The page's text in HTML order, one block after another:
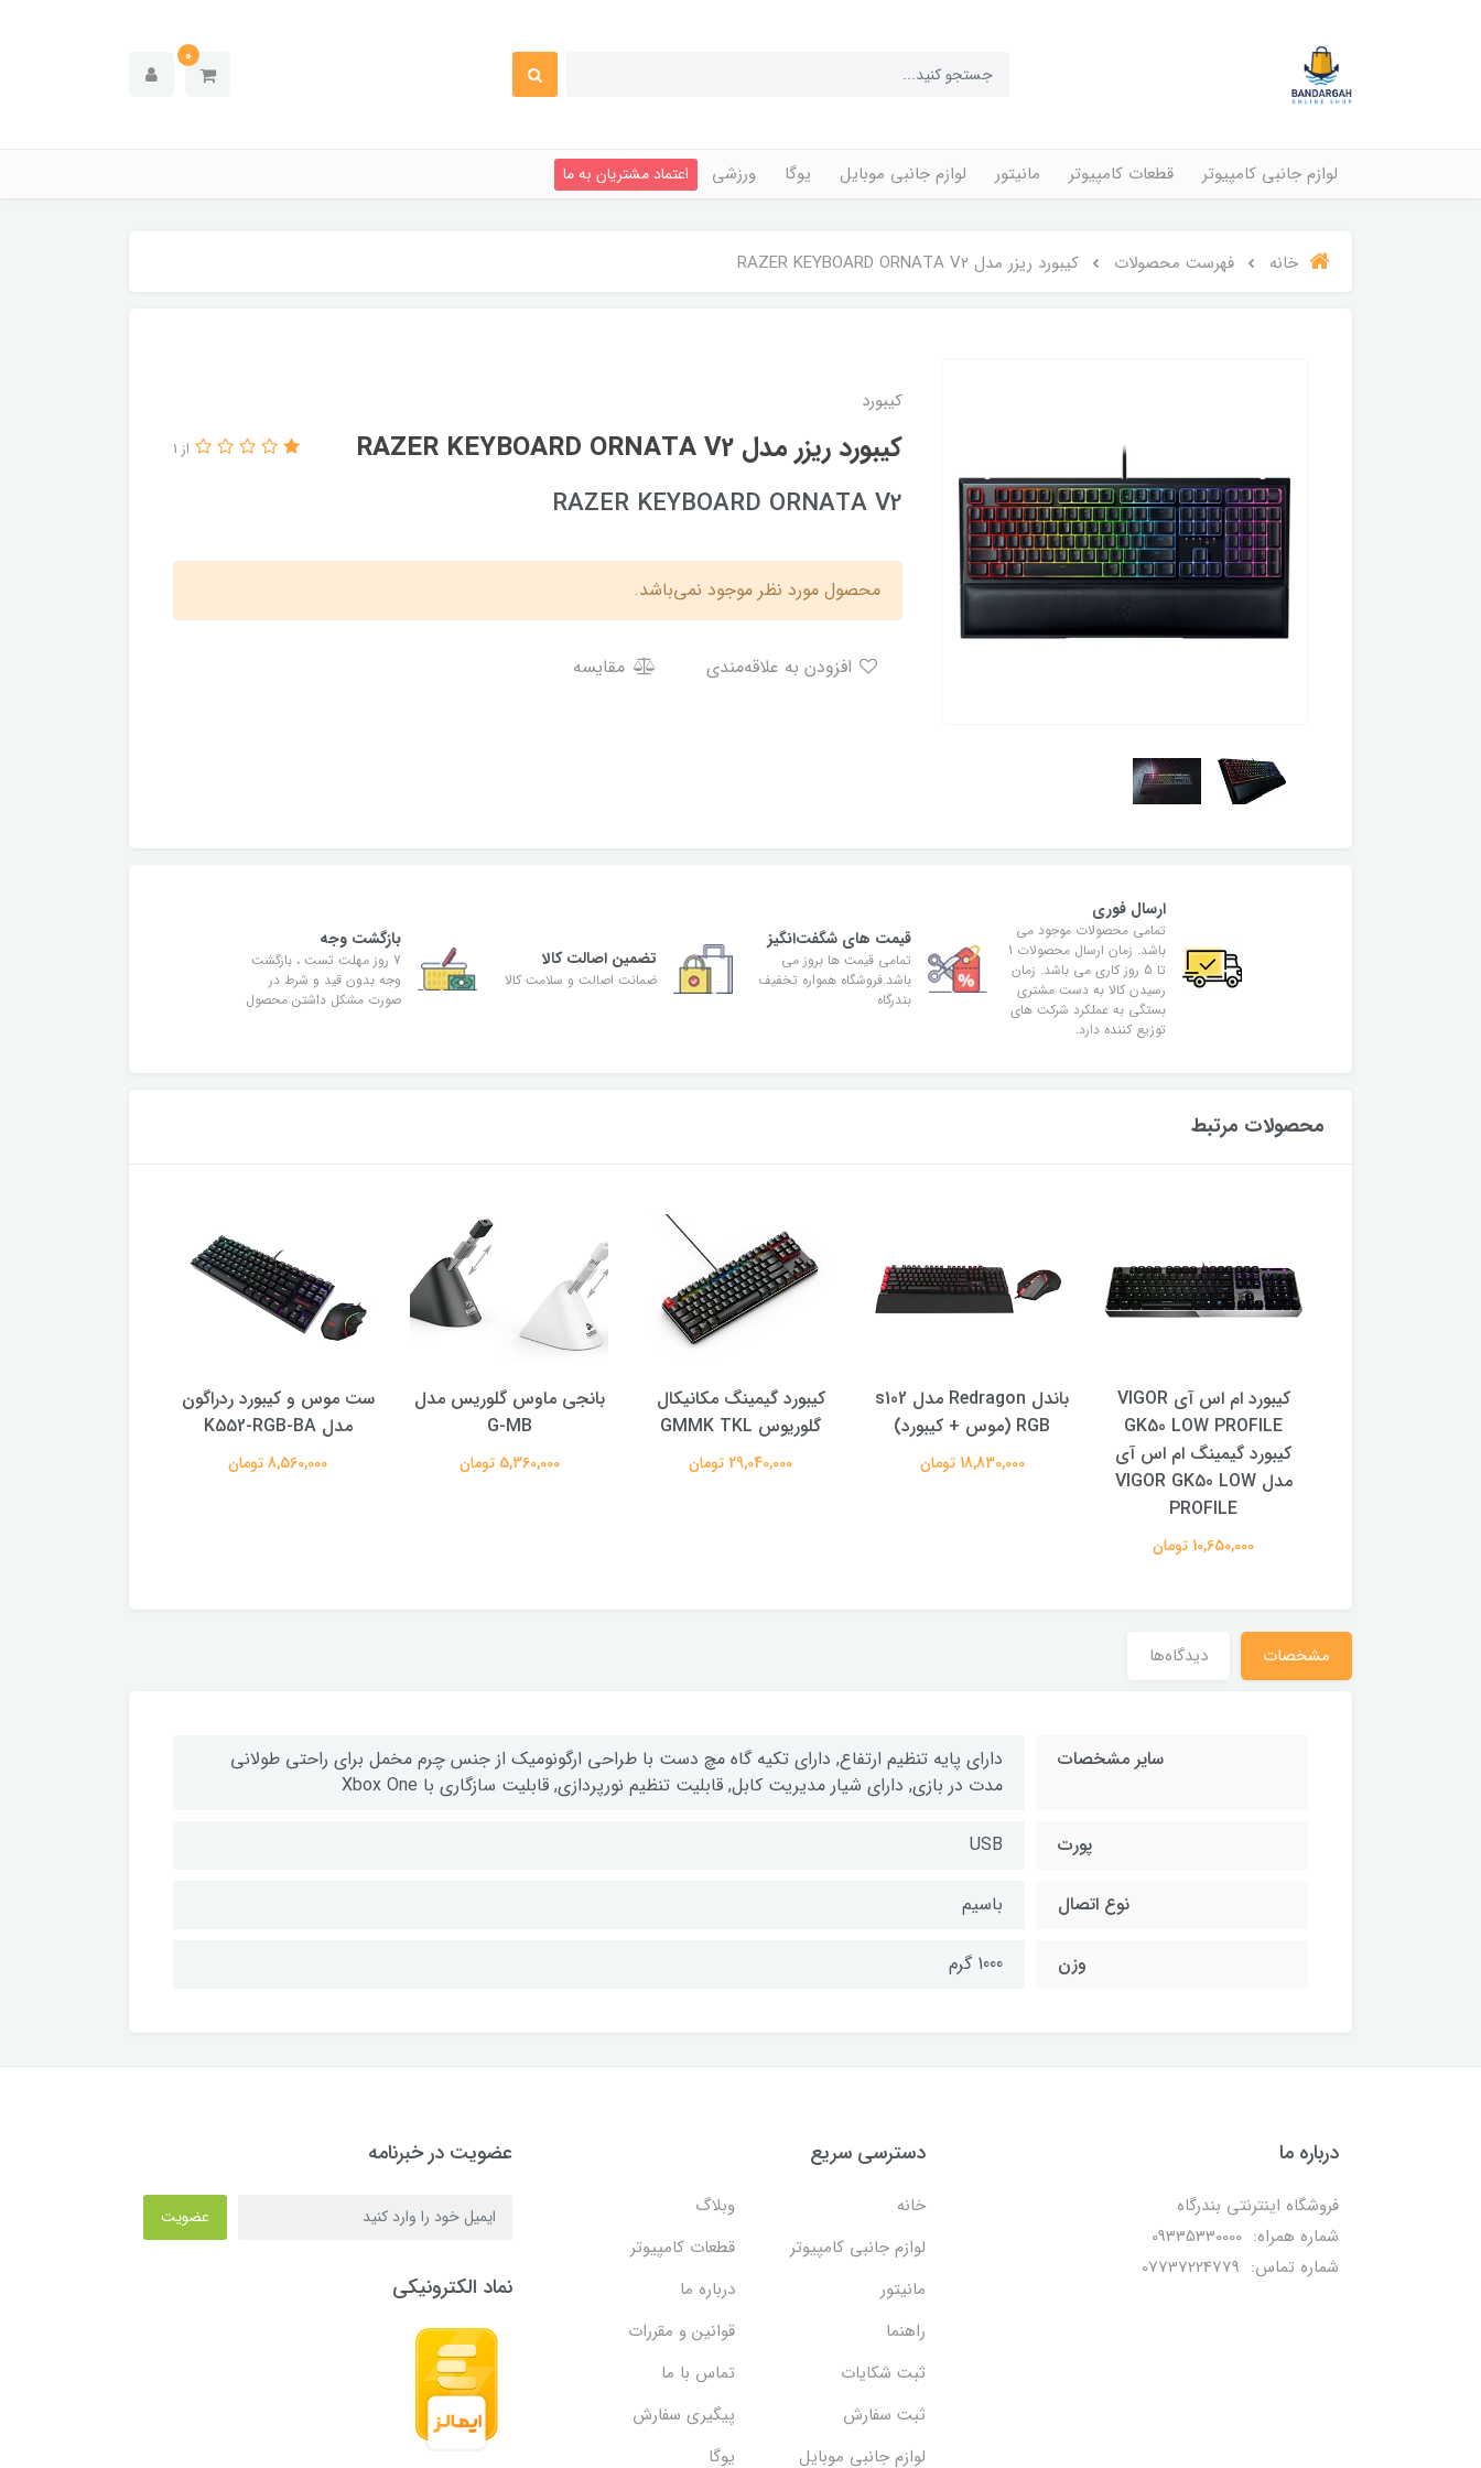
0
لوازم جانبی کامپیوتر قطعات کامپیوتر مانیتور لوازم جانبی موبایل یوگا ورزشی اعتماد مشتریان به ما
خانه فهرست محصولات کیبورد ریزر مدل RAZER KEYBOARD ORNATA V2
کیبورد
کیبورد ریزر مدل RAZER KEYBOARD ORNATA V2 از 1
RAZER KEYBOARD ORNATA V2
محصول مورد نظر موجود نمی‌باشد.
مقایسه
ارسال فوری
تمامی محصولات موجود می
باشد. زمان ارسال محصولات 1
تا 5 روز کاری می باشد. زمان
رسیدن کالا به دست مشتری
بستگی به عملکرد شرکت های
توزیع کننده دارد.
قیمت های شگفت‌انگیز
تمامی قیمت ها بروز می
باشد.فروشگاه همواره تخفیف
بندرگاه
تضمین اصالت کالا
ضمانت اصالت و سلامت کالا
بازگشت وجه
7 روز مهلت تست ، بازگشت
وجه بدون قید و شرط در
صورت مشکل داشتن محصول
محصولات مرتبط
کیبورد ام اس آی VIGOR
GK50 LOW PROFILE
کیبورد گیمینگ ام اس آی
مدل VIGOR GK50 LOW
PROFILE
10,650,000 تومان
باندل Redragon مدل s102
RGB (موس + كيبورد)
18,830,000 تومان
کیبورد گیمینگ مکانیکال
گلوریوس GMMK TKL
29,040,000 تومان
بانجی ماوس گلوریس مدل
G-MB
5,360,000 تومان
ست موس و كيبورد ردراگون
مدل K552-RGB-BA
8,560,000 تومان
مشخصات دیدگاه‌ها
سایر مشخصات
دارای پایه تنظیم ارتفاع, دارای تکیه گاه مچ دست با طراحی ارگونومیک از جنس چرم مخمل برای راحتی طولانی
مدت در بازی, دارای شیار مدیریت کابل, قابلیت تنظیم نورپردازی, قابلیت سازگاری با Xbox One
پورت USB
نوع اتصال باسیم
وزن 1000 گرم
درباره ما
فروشگاه اینترنتی بندرگاه
شماره همراه: 09335330000
شماره تماس: 07737224779
دسترسی سریع
خانه
وبلاگ
لوازم جانبی کامپیوتر
قطعات کامپیوتر
مانیتور
درباره ما
راهنما
قوانین و مقررات
ثبت شکایات
تماس با ما
ثبت سفارش
پیگیری سفارش
لوازم جانبی موبایل
یوگا
عضویت در خبرنامه
عضویت
نماد الکترونیکی